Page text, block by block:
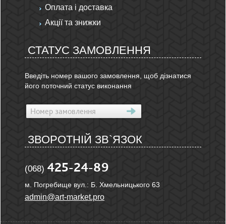
Оплата і доставка
Акції та знижки
СТАТУС ЗАМОВЛЕННЯ
Введіть номер вашого замовлення, щоб дізнатися
його поточний статус виконання
ЗВОРОТНІЙ ЗВ`ЯЗОК
(068) 425-24-89
м. Погребище вул.: Б. Хмельницького 63
admin@art-market.pro